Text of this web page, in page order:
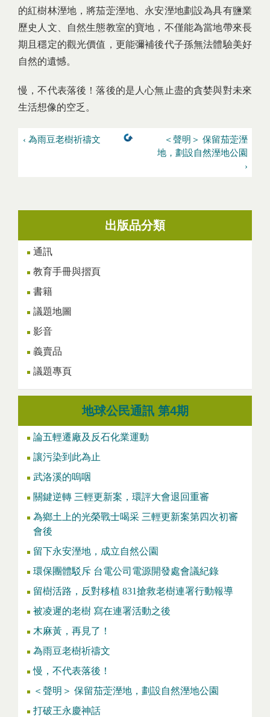
的紅樹林溼地，將茄萣溼地、永安溼地劃設為具有鹽業
歷史人文、自然生態教室的寶地，不僅能為當地帶來長
期且穩定的觀光價值，更能彌補後代子孫無法體驗美好
自然的遺憾。
慢，不代表落後！落後的是人心無止盡的貪婪與對未來
生活想像的空乏。
‹ 為雨豆老樹祈禱文
＜聲明＞ 保留茄萣溼
地，劃設自然溼地公園
›
出版品分類
通訊
教育手冊與摺頁
書籍
議題地圖
影音
義賣品
議題專頁
地球公民通訊 第4期
論五輕遷廠及反石化業運動
讓污染到此為止
武洛溪的嗚咽
關鍵逆轉 三輕更新案，環評大會退回重審
為鄉土上的光榮戰士喝采 三輕更新案第四次初審
會後
留下永安溼地，成立自然公園
環保團體駁斥 台電公司電源開發處會議紀錄
留樹活路，反對移植 831搶救老樹連署行動報導
被凌遲的老樹 寫在連署活動之後
木麻黃，再見了！
為雨豆老樹祈禱文
慢，不代表落後！
＜聲明＞ 保留茄萣溼地，劃設自然溼地公園
打破王永慶神話